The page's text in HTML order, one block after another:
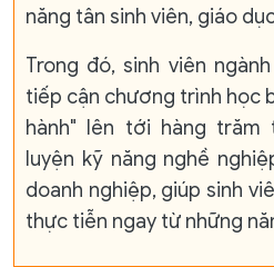
năng tân sinh viên, giáo
Trong đó, sinh viên
tiếp cận chương trình học
hành" lên tới hàng trăm
luyện kỹ năng nghề
doanh nghiệp, giúp sinh
thực tiễn ngay từ những